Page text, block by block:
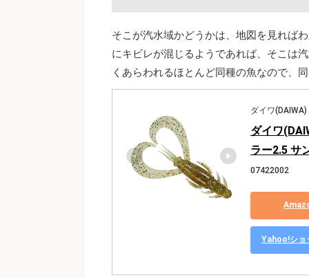
そこが汽水域かどうかは、地図を見れば
にキビレが混じるようであれば、そこは
くあらわれるほとんど同種の魚なので、
ダイワ(DAIWA)
ダイワ
ラー2.5 サ
07422002
Yahoo!ショ